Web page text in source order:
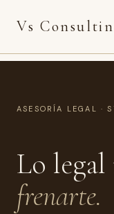
Vs
ASESORÍA LEGAL ·
Lo
frenarte.